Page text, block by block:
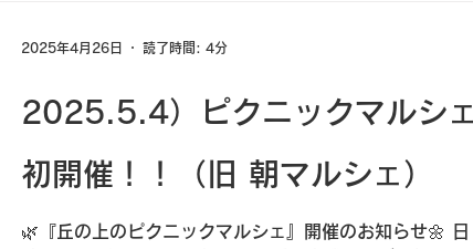
2025.5.4）ピクニックマルシェ
初開催！！（旧 朝マルシェ）
🌿『丘の上のピクニックマルシェ』開催のお知らせ🌼 日
2025年4月26日 読了時間: 4分